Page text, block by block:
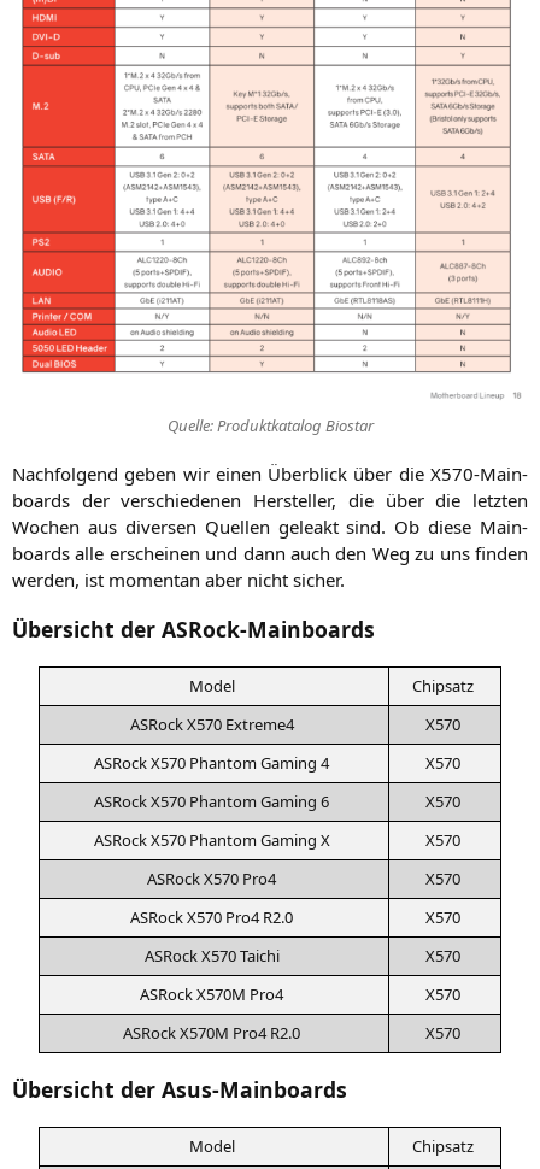
Quel­le: Pro­dukt­ka­ta­log Biostar
Nach­fol­gend geben wir einen Über­blick über die X570-Main­
boards der ver­schie­de­nen Her­stel­ler, die über die letz­ten
Wochen aus diver­sen Quel­len gele­akt sind. Ob die­se Main­
boards alle erschei­nen und dann auch den Weg zu uns fin­den
wer­den, ist momen­tan aber nicht sicher.
Übersicht der ASRock-Mainboards
Model
Chip­satz
ASRockX570Extreme4
X570
ASRockX570 Phan­tom Gam­ing 4
X570
ASRockX570 Phan­tom Gam­ing 6
X570
ASRockX570Phan­tom Gam­ing X
X570
ASRockX570 Pro4
X570
ASRockX570 Pro4R2.0
X570
ASRockX570Taichi
X570
ASRockX570M Pro4
X570
ASRockX570M Pro4R2.0 X570
Übersicht der Asus-Mainboards
Model Chip­satz